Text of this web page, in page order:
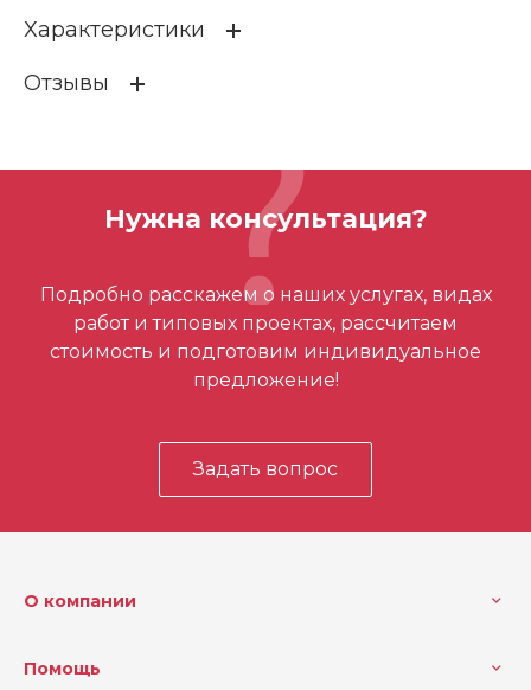
Характеристики
Код EAN
0.863 кг
Отзывы
Отзывов ещё нет – ваш может стать
первым
Нужна консультация?
Подробно расскажем о наших услугах, видах
работ и типовых проектах, рассчитаем
стоимость и подготовим индивидуальное
предложение!
Задать вопрос
О компании
Помощь